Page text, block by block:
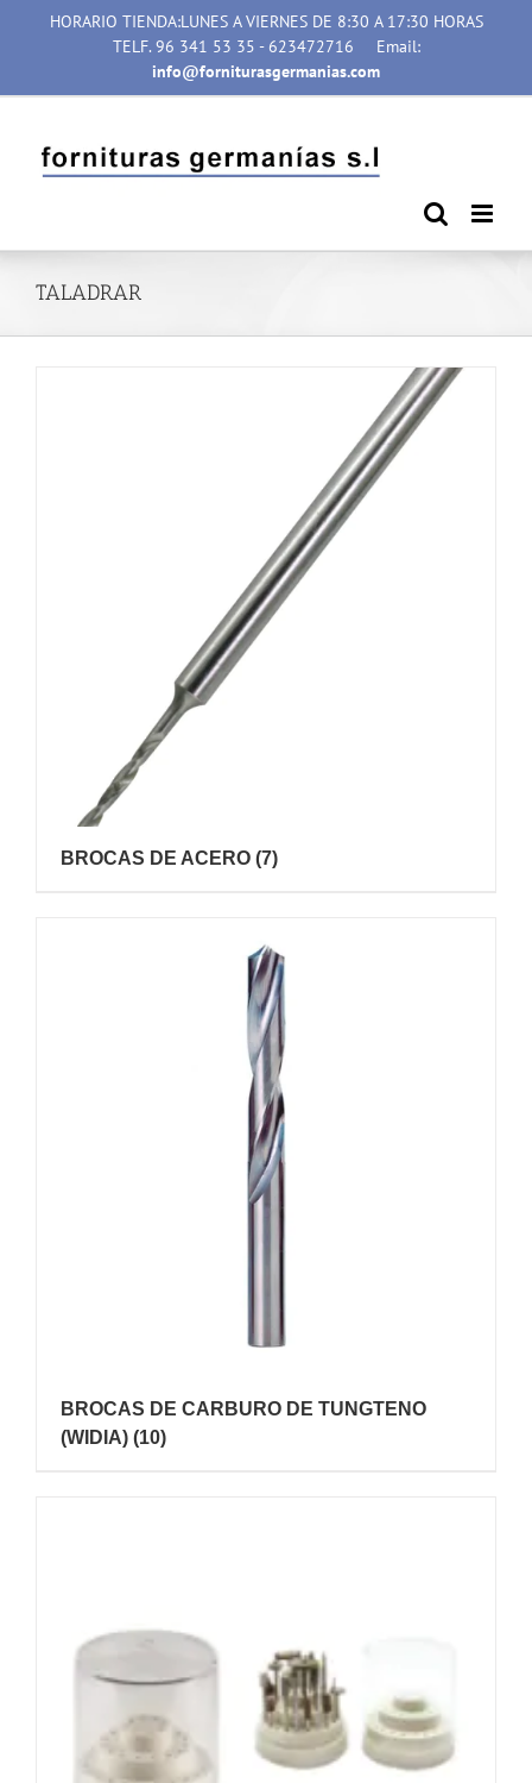
HORARIO TIENDA:LUNES A VIERNES DE 8:30 A 17:30 HORAS
TELF. 96 341 53 35 - 623472716
Email:
info@forniturasgermanias.com
TALADRAR
BROCAS DE ACERO (7)
BROCAS DE CARBURO DE TUNGTENO
(WIDIA) (10)